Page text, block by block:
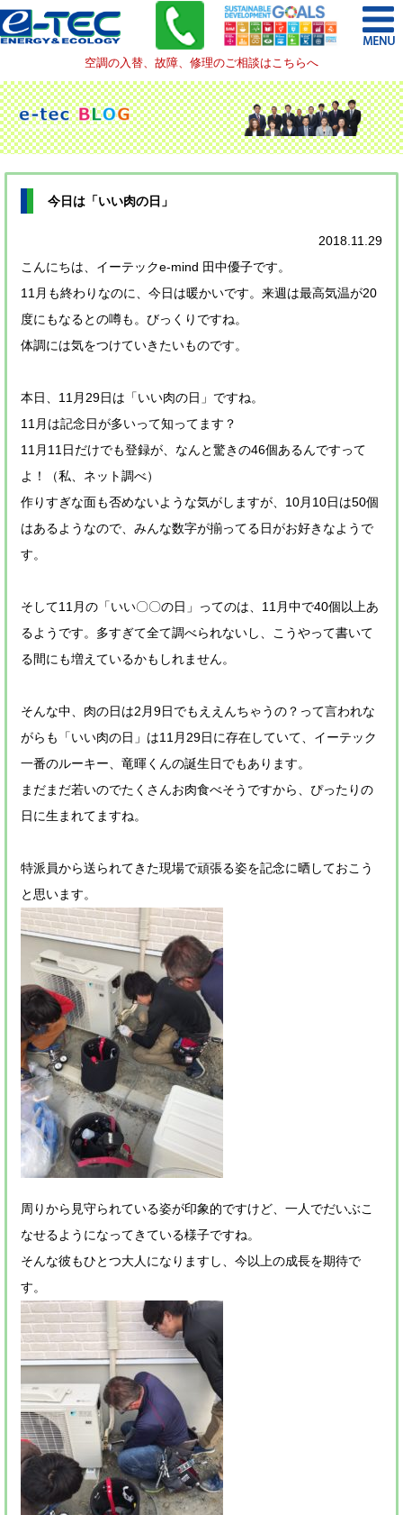
空調の入替、故障、修理のご相談はこちらへ
今日は「いい肉の日」
2018.11.29
こんにちは、イーテックe-mind 田中優子です。
11月も終わりなのに、今日は暖かいです。来週は最高気温が20
度にもなるとの噂も。びっくりですね。
体調には気をつけていきたいものです。
本日、11月29日は「いい肉の日」ですね。
11月は記念日が多いって知ってます？
11月11日だけでも登録が、なんと驚きの46個あるんですって
よ！（私、ネット調べ）
作りすぎな面も否めないような気がしますが、10月10日は50個
はあるようなので、みんな数字が揃ってる日がお好きなようで
す。
そして11月の「いい〇〇の日」ってのは、11月中で40個以上あ
るようです。多すぎて全て調べられないし、こうやって書いて
る間にも増えているかもしれません。
そんな中、肉の日は2月9日でもええんちゃうの？って言われな
がらも「いい肉の日」は11月29日に存在していて、イーテック
一番のルーキー、竜暉くんの誕生日でもあります。
まだまだ若いのでたくさんお肉食べそうですから、ぴったりの
日に生まれてますね。
特派員から送られてきた現場で頑張る姿を記念に晒しておこう
と思います。
周りから見守られている姿が印象的ですけど、一人でだいぶこ
なせるようになってきている様子ですね。
そんな彼もひとつ大人になりますし、今以上の成長を期待で
す。